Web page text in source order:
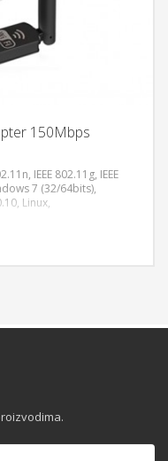
150Mbps
IEEE 802.11g, IEEE
7 (32/64bits),
Linux,